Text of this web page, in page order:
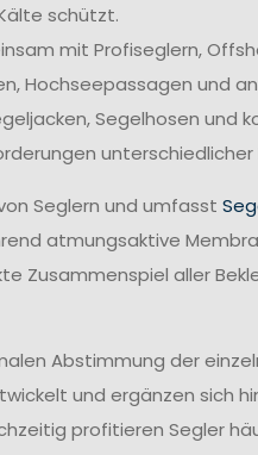
schützt.
mit Profiseglern,
Hochseepassagen und
Segelhosen und
Seglern und umfasst
atmungsaktive
Zusammenspiel aller
Abstimmung der
und ergänzen sich
profitieren Segler